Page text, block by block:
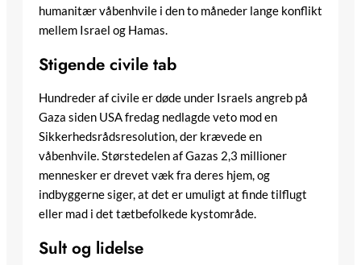
humanitær våbenhvile i den to måneder lange konflikt
mellem Israel og Hamas.
Stigende civile tab
Hundreder af civile er døde under Israels angreb på
Gaza siden USA fredag nedlagde veto mod en
Sikkerhedsrådsresolution, der krævede en
våbenhvile. Størstedelen af Gazas 2,3 millioner
mennesker er drevet væk fra deres hjem, og
indbyggerne siger, at det er umuligt at finde tilflugt
eller mad i det tætbefolkede kystområde.
Sult og lidelse